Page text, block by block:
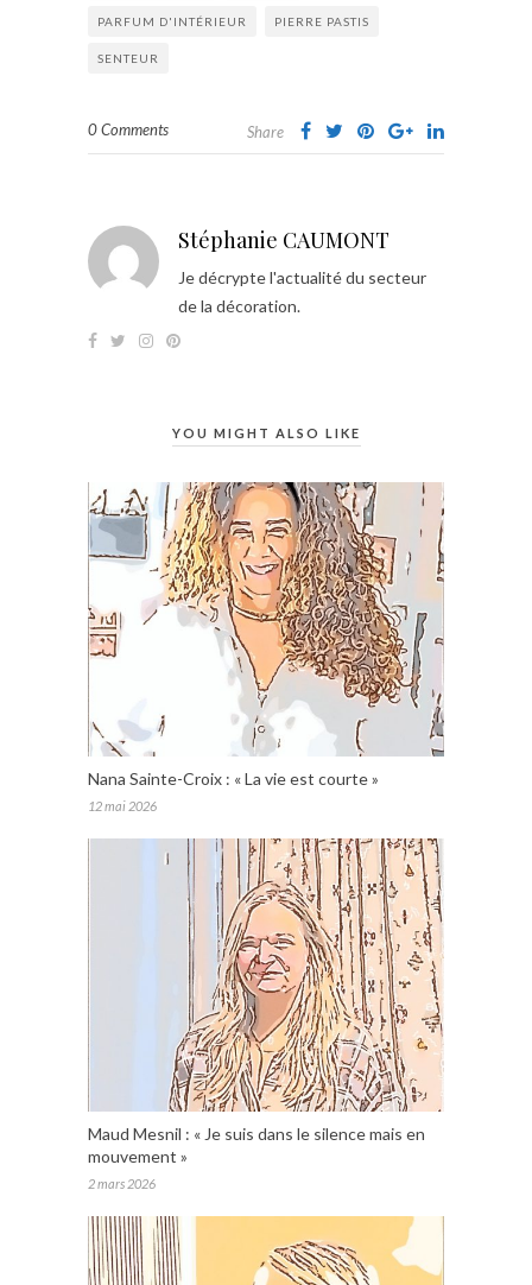
PARFUM D'INTÉRIEUR PIERRE PASTIS
SENTEUR
0 Comments Share
Stéphanie CAUMONT
Je décrypte l'actualité du secteur
de la décoration.
YOU MIGHT ALSO LIKE
Nana Sainte-Croix : « La vie est courte »
12 mai 2026
Maud Mesnil : « Je suis dans le silence mais en
mouvement »
2 mars 2026